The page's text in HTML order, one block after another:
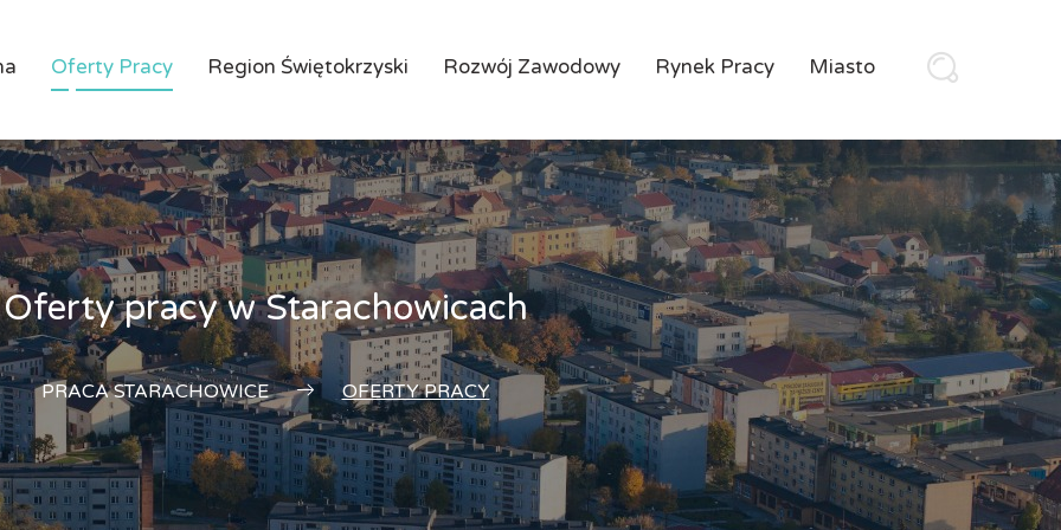
Oferty Pracy Region Świętokrzyski Rozwój Zawodowy Rynek Pracy Miasto
Oferty pracy w Starachowicach
PRACA STARACHOWICE OFERTY PRACY